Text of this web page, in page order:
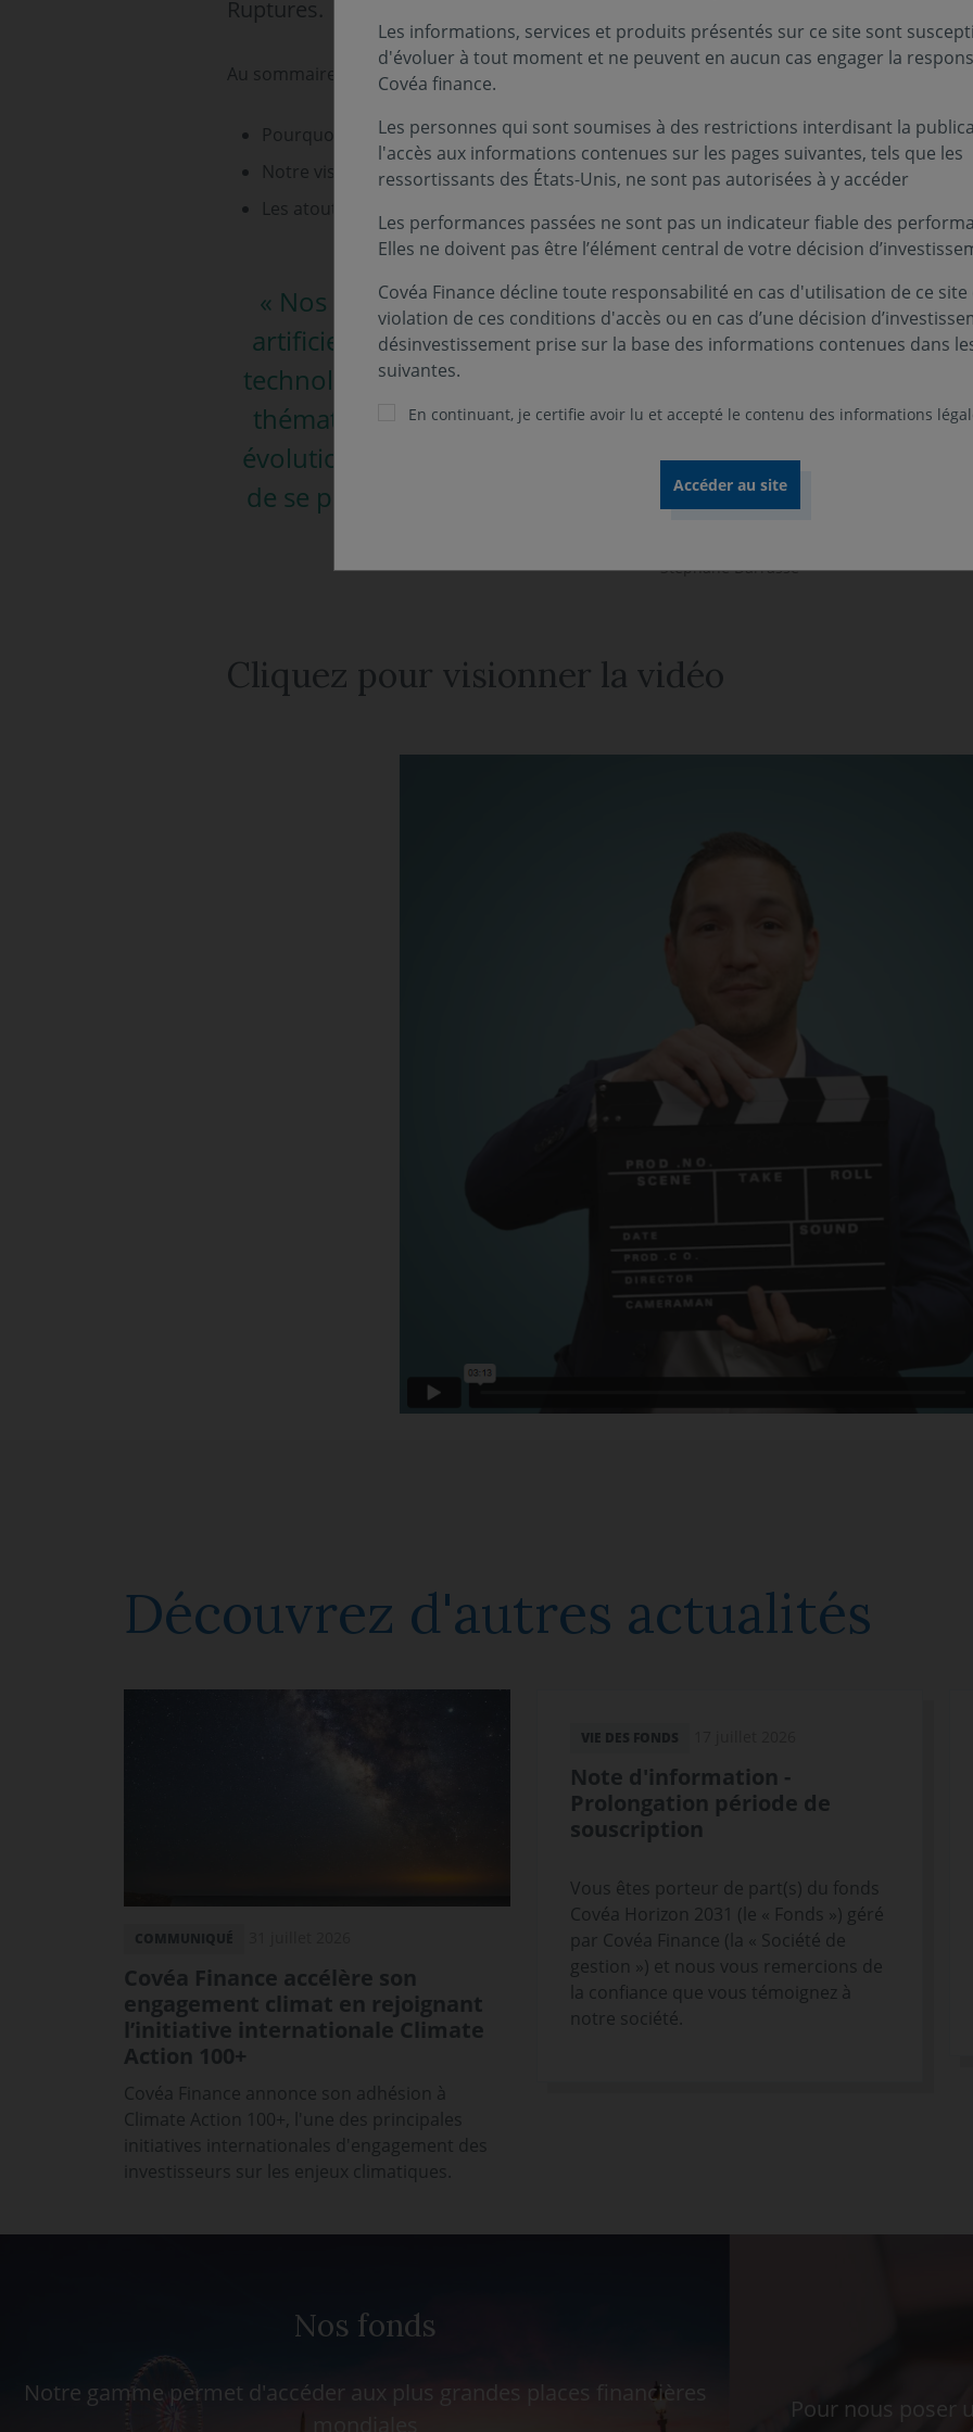
Ruptures.
Au sommaire de cette vidéo :
Pourquoi investir dans les ruptures ?
Notre vision des ruptures
Les atouts de notre fonds
« Nos investissements vont de la technologie (avec la
artificielle, la cybersécurité ou encore la robotique) à des
technologiques comme la défense ou le nucléaire. On ne
thématique de rupture qui risquerait de s’épuiser dans un
évolution. Ainsi, en 2025, investir dans les ruptures, est
de se positionner sur les grandes transformations du
Stéphane Darrasse
Cliquez pour visionner la vidéo
Découvrez d'autres actualités
Covéa Finance accélère son
engagement climat en rejoignant
l’initiative internationale Climate
Action 100+
Covéa Finance annonce son adhésion à
Climate Action 100+, l'une des principales
initiatives internationales d'engagement des
investisseurs sur les enjeux climatiques.
VIE DES FONDS
Note d'information -
Prolongation période de
souscription
Vous êtes porteur de part(s) du fonds
Covéa Horizon 2031 (le « Fonds ») géré
par Covéa Finance (la « Société de
gestion ») et nous vous remercions de
la confiance que vous témoignez à
notre société.
Nos fonds
Notre gamme permet d'accéder aux plus grandes places financières
Pour nous poser
Les informations, services et produits présentés sur ce site sont
d'évoluer à tout moment et ne peuvent en aucun cas engager la
Covéa finance.
Les personnes qui sont soumises à des restrictions interdisant la
l'accès aux informations contenues sur les pages suivantes, tels que les
ressortissants des États-Unis, ne sont pas autorisées à y accéder
Les performances passées ne sont pas un indicateur fiable des
Elles ne doivent pas être l’élément central de votre décision
Covéa Finance décline toute responsabilité en cas d'utilisation de ce
violation de ces conditions d'accès ou en cas d’une décision
désinvestissement prise sur la base des informations contenues dans
suivantes.
En continuant, je certifie avoir lu et accepté le contenu des informations